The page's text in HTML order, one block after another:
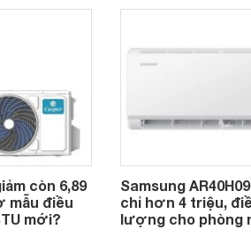
hiện đại.
còn 6,89
mẫu điều
mới?
Samsung
chỉ hơn 4 triệu,
lượng cho phòng